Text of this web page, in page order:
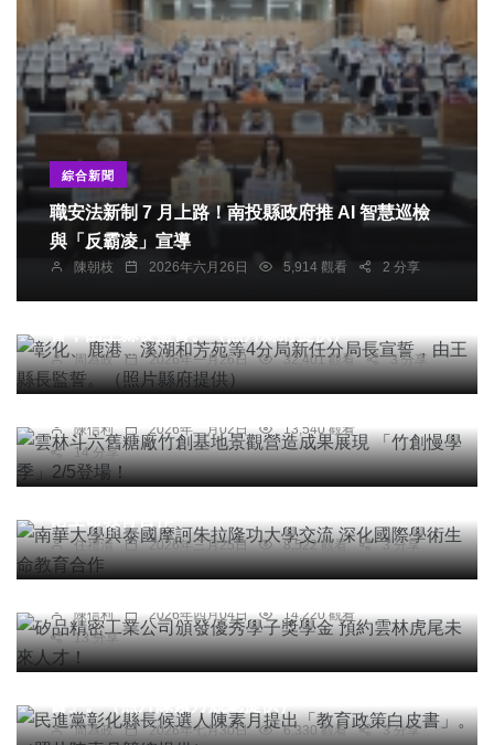
綜合新聞
職安法新制 7 月上路！南投縣政府推 AI 智慧巡檢
與「反霸凌」宣導
陳朝枝 2026年六月26日 5,914 觀看 2 分享
社會 綜合新聞 文教
彰化、鹿港、溪湖和芳苑等4分局新任分局長宣
周為政 2026年一月26日 32,401 觀看 3 分享
綜合新聞
雲林斗六舊糖廠竹創基地景觀營造成果展現 「竹創
陳信利 2026年二月02日
13,540 觀看
14 分享
宗教 綜合新聞 文教
南華大學與泰國摩訶朱拉隆功大學交流 深化國際學
任禮清 2026年三月25日 8,522 觀看 3 分享
綜合新聞
矽品精密工業公司頒發優秀學子獎學金 預約雲林虎
陳信利 2026年四月04日
14,220 觀看
13 分享
社會 綜合新聞 健康 文教
民進黨彰化縣長候選人陳素月提出「教育政策白皮
周為政 2026年七月30日 6,330 觀看 3 分享